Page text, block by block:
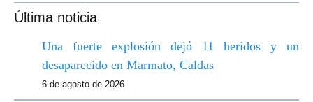
Última noticia
Una fuerte explosión dejó 11 heridos y un
desaparecido en Marmato, Caldas
6 de agosto de 2026